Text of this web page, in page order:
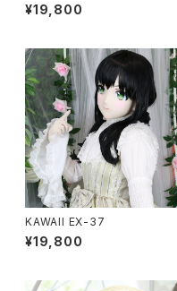
¥19,800
KAWAII EX-37
¥19,800